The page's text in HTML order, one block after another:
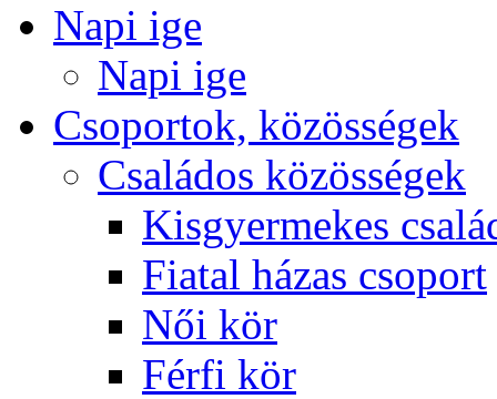
Napi ige
Napi ige
Csoportok, közösségek
Családos közösségek
Kisgyermekes
Fiatal házas csoport
Női kör
Férfi kör